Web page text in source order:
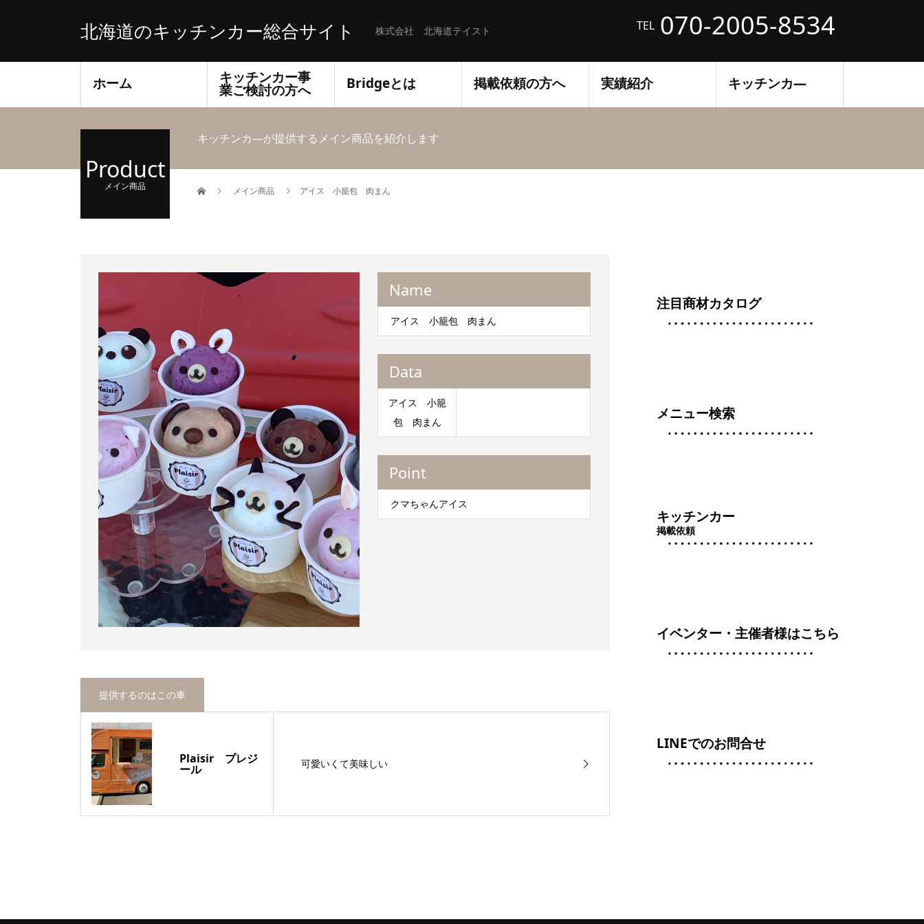
北海道のキッチンカー総合サイト 株式会社 北海道テイスト TEL 070-2005-8534
ホーム キッチンカー事
業ご検討の方へ Bridgeとは 掲載依頼の方へ 実績紹介 キッチンカ―
Product
メイン商品
キッチンカ―が提供するメイン商品を紹介します
メイン商品 アイス 小籠包 肉まん
Name
アイス 小籠包 肉まん
Data
アイス 小籠
包 肉まん
Point
クマちゃんアイス
提供するのはこの車
Plaisir プレジ
ール 可愛いくて美味しい
注目商材カタログ
メニュー検索
キッチンカー
掲載依頼
イベンター・主催者様はこちら
LINEでのお問合せ